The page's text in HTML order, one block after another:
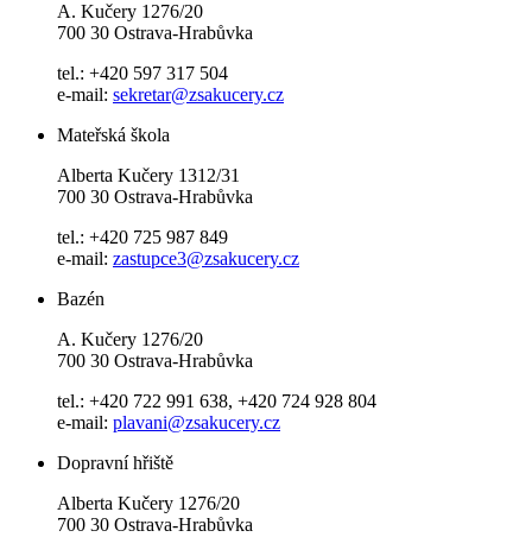
A. Kučery 1276/20
700 30 Ostrava-Hrabůvka
tel.: +420 597 317 504
e-mail: sekretar@zsakucery.cz
Mateřská škola
Alberta Kučery 1312/31
700 30 Ostrava-Hrabůvka
tel.: +420 725 987 849
e-mail: zastupce3@zsakucery.cz
Bazén
A. Kučery 1276/20
700 30 Ostrava-Hrabůvka
tel.: +420 722 991 638, +420 724 928 804
e-mail: plavani@zsakucery.cz
Dopravní hřiště
Alberta Kučery 1276/20
700 30 Ostrava-Hrabůvka